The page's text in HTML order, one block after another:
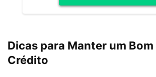
Dicas para Manter um Bom
Crédito